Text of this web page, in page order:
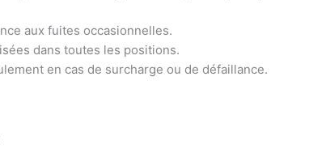
aux fuites occasionnelles.
dans toutes les positions.
en cas de surcharge ou de défaillance.